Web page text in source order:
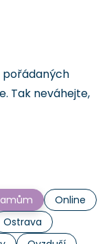
pořádaných
Tak neváhejte,
Online
Ostrava